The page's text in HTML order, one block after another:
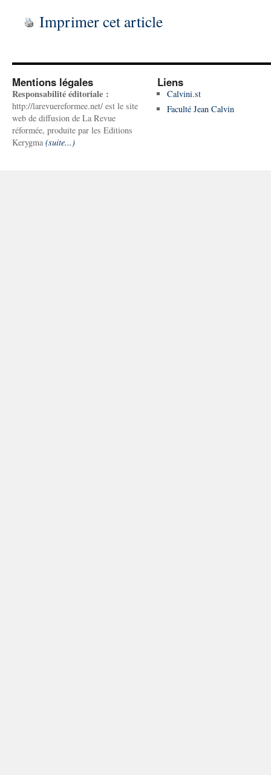
Imprimer cet article
Mentions légales
Responsabilité éditoriale :
http://larevuereformee.net/ est le site
web de diffusion de La Revue
réformée, produite par les Editions
Kerygma (suite...)
Liens
Calvini.st
Faculté Jean Calvin